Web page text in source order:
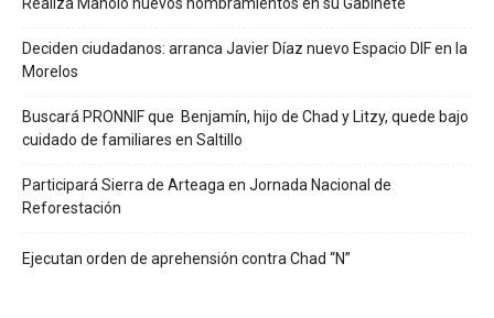
Realiza Manolo nuevos nombramientos en su Gabinete
Deciden ciudadanos: arranca Javier Díaz nuevo Espacio DIF en la
Morelos
Buscará PRONNIF que Benjamín, hijo de Chad y Litzy, quede bajo
cuidado de familiares en Saltillo
Participará Sierra de Arteaga en Jornada Nacional de
Reforestación
Ejecutan orden de aprehensión contra Chad “N”